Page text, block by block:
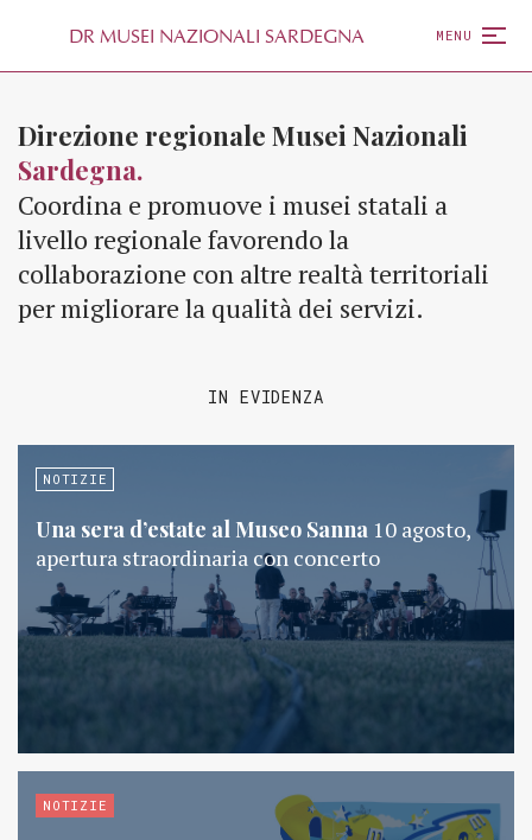
DR MUSEI NAZIONALI SARDEGNA MENU
Direzione regionale Musei Nazionali
Sardegna.
Coordina e promuove i musei statali a
livello regionale favorendo la
collaborazione con altre realtà territoriali
per migliorare la qualità dei servizi.
IN EVIDENZA
NOTIZIE
Una sera d’estate al Museo Sanna 10 agosto,
apertura straordinaria con concerto
NOTIZIE